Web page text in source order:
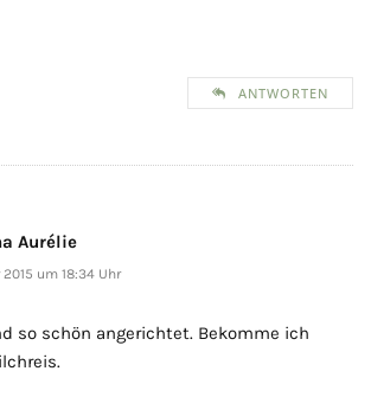
ANTWORTEN
Aurélie
2015 um 18:34 Uhr
so schön angerichtet. Bekomme ich